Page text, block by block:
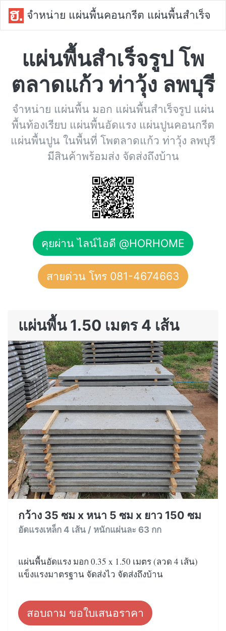
จำหน่าย แผ่นพื้นคอนกรีต แผ่นพื้นสำเร็จ
แผ่นพื้นสำเร็จรูป โพ
ตลาดแก้ว ท่าวุ้ง ลพบุรี
จำหน่าย แผ่นพื้น มอก แผ่นพื้นสำเร็จรูป แผ่น
พื้นท้องเรียบ แผ่นพื้นอัดแรง แผ่นปูนคอนกรีต
แผ่นพื้นปูน ในพื้นที่ โพตลาดแก้ว ท่าวุ้ง ลพบุรี
มีสินค้าพร้อมส่ง จัดส่งถึงบ้าน
คุยผ่าน ไลน์ไอดี @HORHOME
สายด่วน โทร 081-4674663
แผ่นพื้น 1.50 เมตร 4 เส้น
กว้าง 35 ซม x หนา 5 ซม x ยาว 150 ซม
อัดแรงเหล็ก 4 เส้น / หนักแผ่นละ 63 กก
แผ่นพื้นอัดแรง มอก 0.35 x 1.50 เมตร (ลวด 4 เส้น)
แข็งแรงมาตรฐาน จัดส่งไว จัดส่งถึงบ้าน
สอบถาม ขอใบเสนอราคา